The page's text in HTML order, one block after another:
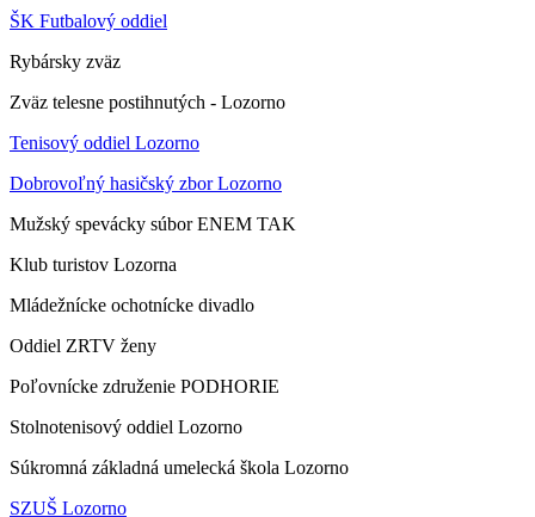
ŠK Futbalový oddiel
Rybársky zväz
Zväz telesne postihnutých - Lozorno
Tenisový oddiel Lozorno
Dobrovoľný hasičský zbor Lozorno
Mužský spevácky súbor ENEM TAK
Klub turistov Lozorna
Mládežnícke ochotnícke divadlo
Oddiel ZRTV ženy
Poľovnícke združenie PODHORIE
Stolnotenisový oddiel Lozorno
Súkromná základná umelecká škola Lozorno
SZUŠ Lozorno